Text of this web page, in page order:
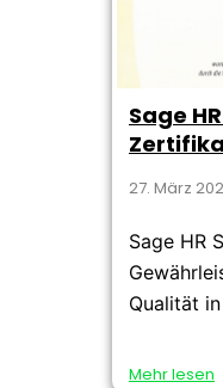
Sage
27. März
Sage HR
Qualität
Mehr lesen